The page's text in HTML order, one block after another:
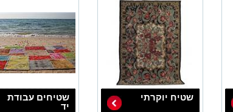
שטיח יוקרתי
שטיחים עבודת
יד